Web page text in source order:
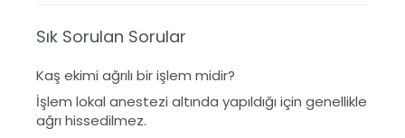
Sık Sorulan Sorular
Kaş ekimi ağrılı bir işlem midir?
İşlem lokal anestezi altında yapıldığı için genellikle
ağrı hissedilmez.